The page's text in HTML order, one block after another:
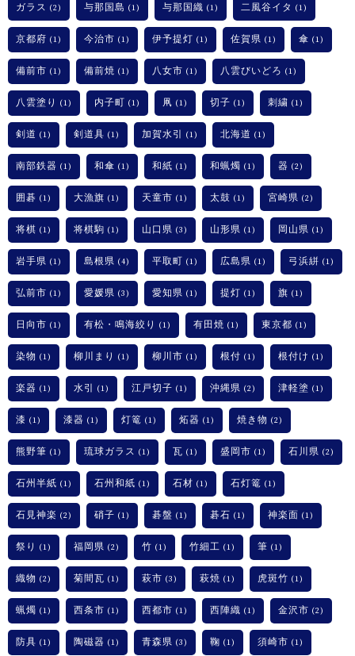
ガラス (2) 与那国島 (1) 与那国織 (1) 二風谷イタ (1)
京都府 (1) 今治市 (1) 伊予提灯 (1) 佐賀県 (1) 傘 (1)
備前市 (1) 備前焼 (1) 八女市 (1) 八雲びいどろ (1)
八雲塗り (1) 内子町 (1) 凧 (1) 切子 (1) 刺繍 (1)
剣道 (1) 剣道具 (1) 加賀水引 (1) 北海道 (1)
南部鉄器 (1) 和傘 (1) 和紙 (1) 和蝋燭 (1) 器 (2)
囲碁 (1) 大漁旗 (1) 天童市 (1) 太鼓 (1) 宮崎県 (2)
将棋 (1) 将棋駒 (1) 山口県 (3) 山形県 (1) 岡山県 (1)
岩手県 (1) 島根県 (4) 平取町 (1) 広島県 (1) 弓浜絣 (1)
弘前市 (1) 愛媛県 (3) 愛知県 (1) 提灯 (1) 旗 (1)
日向市 (1) 有松・鳴海絞り (1) 有田焼 (1) 東京都 (1)
染物 (1) 柳川まり (1) 柳川市 (1) 根付 (1) 根付け (1)
楽器 (1) 水引 (1) 江戸切子 (1) 沖縄県 (2) 津軽塗 (1)
漆 (1) 漆器 (1) 灯篭 (1) 炻器 (1) 焼き物 (2)
熊野筆 (1) 琉球ガラス (1) 瓦 (1) 盛岡市 (1) 石川県 (2)
石州半紙 (1) 石州和紙 (1) 石材 (1) 石灯篭 (1)
石見神楽 (2) 硝子 (1) 碁盤 (1) 碁石 (1) 神楽面 (1)
祭り (1) 福岡県 (2) 竹 (1) 竹細工 (1) 筆 (1)
織物 (2) 菊間瓦 (1) 萩市 (3) 萩焼 (1) 虎斑竹 (1)
蝋燭 (1) 西条市 (1) 西都市 (1) 西陣織 (1) 金沢市 (2)
防具 (1) 陶磁器 (1) 青森県 (3) 鞠 (1) 須崎市 (1)